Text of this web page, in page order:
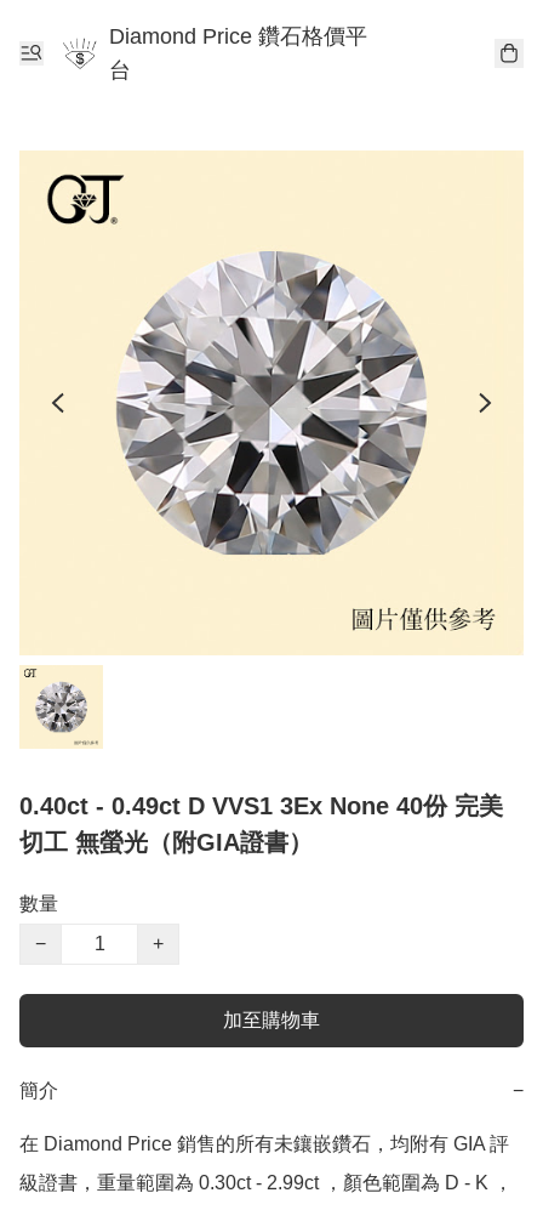
Diamond Price 鑽石格價平
台
0.40ct - 0.49ct D VVS1 3Ex None 40份 完美
切工 無螢光（附GIA證書）
數量
−
+
加至購物車
簡介 −
在 Diamond Price 銷售的所有未鑲嵌鑽石，均附有 GIA 評
級證書，重量範圍為 0.30ct - 2.99ct ，顏色範圍為 D - K ，